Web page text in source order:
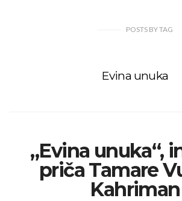
POSTS BYTAG
Evina unuka
„Evina unuka“,
priča Tamare
Kahriman